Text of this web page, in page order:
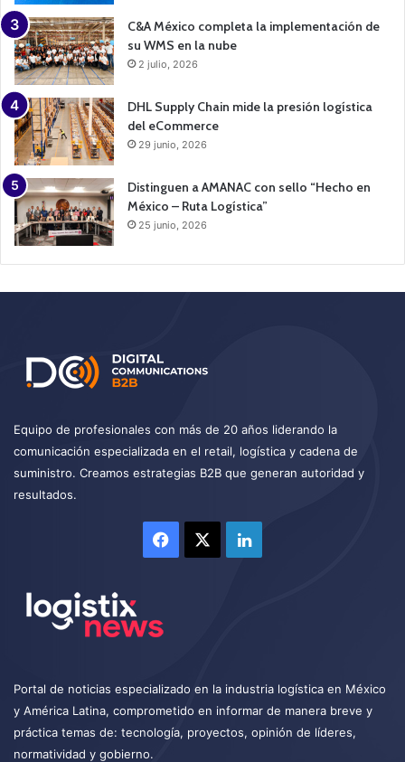
C&A México completa la implementación de
su WMS en la nube
2 julio, 2026
DHL Supply Chain mide la presión logística
del eCommerce
29 junio, 2026
Distinguen a AMANAC con sello “Hecho en
México – Ruta Logística”
25 junio, 2026
Equipo de profesionales con más de 20 años liderando la
comunicación especializada en el retail, logística y cadena de
suministro. Creamos estrategias B2B que generan autoridad y
resultados.
Facebook LinkedIn
Portal de noticias especializado en la industria logística en México
y América Latina, comprometido en informar de manera breve y
práctica temas de: tecnología, proyectos, opinión de líderes,
normatividad y gobierno.